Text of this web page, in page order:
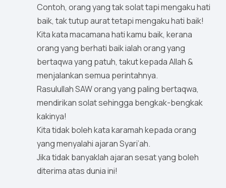
Contoh, orang yang tak solat tapi mengaku hati
baik, tak tutup aurat tetapi mengaku hati baik!
Kita kata macamana hati kamu baik, kerana
orang yang berhati baik ialah orang yang
bertaqwa yang patuh, takut kepada Allah &
menjalankan semua perintahnya.
Rasulullah SAW orang yang paling bertaqwa,
mendirikan solat sehingga bengkak-bengkak
kakinya!
Kita tidak boleh kata karamah kepada orang
yang menyalahi ajaran Syari’ah.
Jika tidak banyaklah ajaran sesat yang boleh
diterima atas dunia ini!